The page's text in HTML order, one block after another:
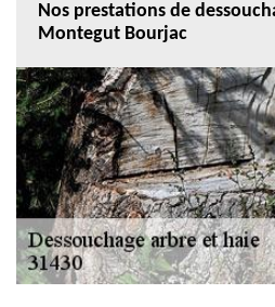
Nos prestations de
Montegut Bourjac